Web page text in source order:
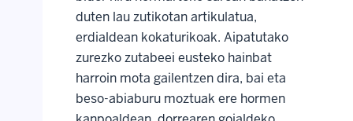
duten lau zutikotan artikulatua,
erdialdean kokaturikoak. Aipatutako
zurezko zutabeei eusteko hainbat
harroin mota gailentzen dira, bai eta
beso-abiaburu moztuak ere hormen